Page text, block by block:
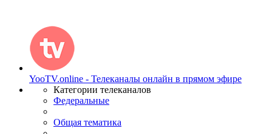
YooTV.online - Телеканалы онлайн в прямом эфире
Категории телеканалов
Федеральные
Общая тематика